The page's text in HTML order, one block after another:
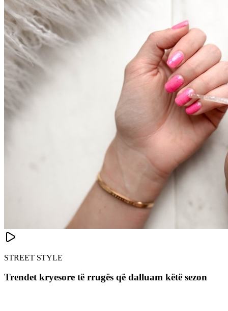
STREET STYLE
Trendet kryesore të rrugës që dalluam këtë sezon